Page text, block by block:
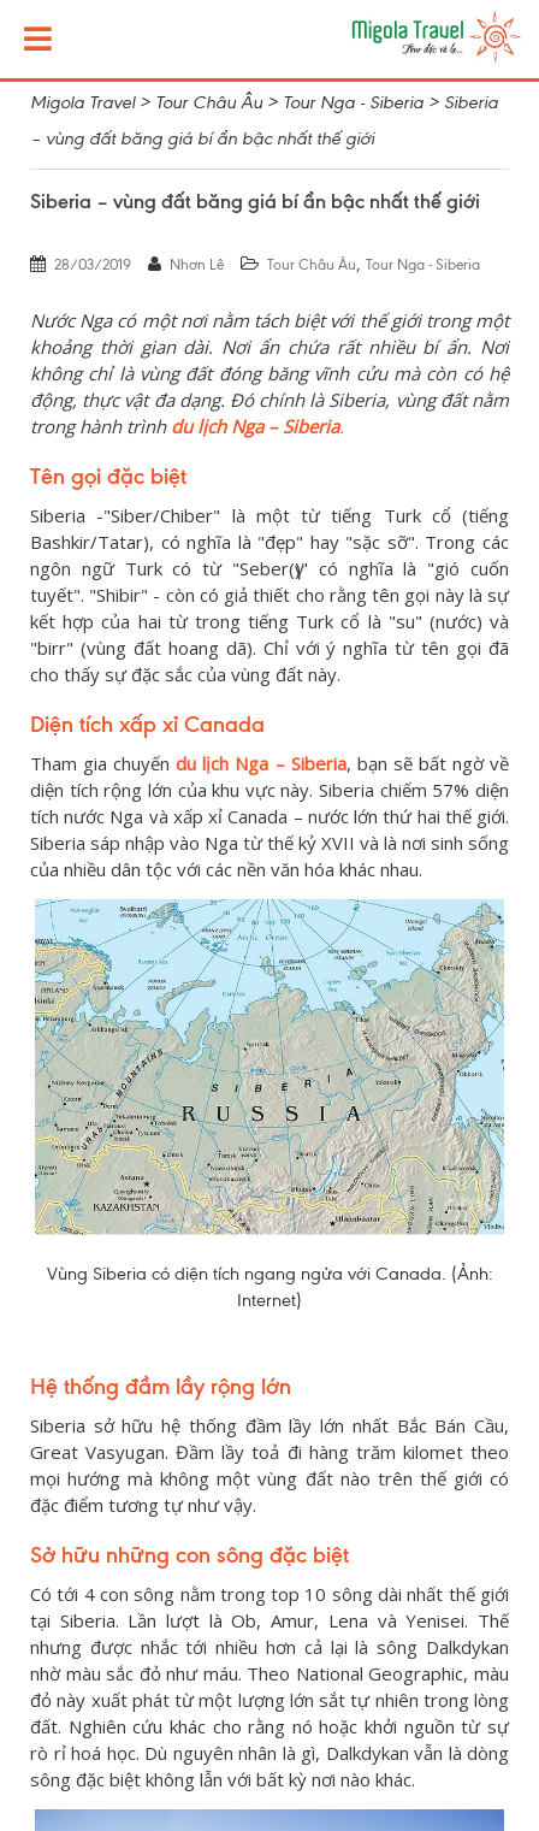
Migola Travel> Tour Châu Âu> Tour Nga - Siberia > Siberia
– vùng đất băng giá bí ẩn bậc nhất thế giới
Siberia – vùng đất băng giá bí ẩn bậc nhất thế giới
28/03/2019 Nhơn Lê Tour Châu Âu, Tour Nga - Siberia
Nước Nga có một nơi nằm tách biệt với thế giới trong một
khoảng thời gian dài. Nơi ẩn chứa rất nhiều bí ẩn. Nơi
không chỉ là vùng đất đóng băng vĩnh cửu mà còn có hệ
động, thực vật đa dạng. Đó chính làSiberia, vùng đất nằm
trong hành trình du lịch Nga – Siberia.
Tên gọi đặc biệt
Siberia -"Siber/Chiber" là một từ tiếng Turk cổ (tiếng
Bashkir/Tatar), có nghĩa là "đẹp" hay "sặc sỡ". Trong các
ngôn ngữ Turk có từ "Seber(ү)" có nghĩa là "gió cuốn
tuyết". "Shibir" - còn có giả thiết cho rằng tên gọi này là sự
kết hợp của hai từ trong tiếng Turk cổ là "su" (nước) và
"birr" (vùng đất hoang dã). Chỉ với ý nghĩa từ tên gọi đã
cho thấy sự đặc sắc của vùng đất này.
Diện tích xấp xỉ Canada
Tham gia chuyếndu lịch Nga – Siberia, bạn sẽ bất ngờ về
diện tích rộng lớn của khu vực này. Siberia chiếm 57% diện
tích nước Nga và xấp xỉ Canada – nước lớn thứ hai thế giới.
Siberia sáp nhập vào Nga từ thế kỷ XVII và là nơi sinh sống
của nhiều dân tộc với các nền văn hóa khác nhau.
Vùng Siberia có diện tích ngang ngửa với Canada. (Ảnh:
Internet)
Hệ thống đầm lầy rộng lớn
Siberia sở hữu hệ thống đầm lầy lớn nhất Bắc Bán Cầu,
Great Vasyugan. Đầm lầy toả đi hàng trăm kilomet theo
mọi hướng mà không một vùng đất nào trên thế giới có
đặc điểm tương tự như vậy.
Sở hữu những con sông đặc biệt
Có tới 4 con sông nằm trong top 10 sông dài nhất thế giới
tại Siberia. Lần lượt là Ob, Amur, Lena và Yenisei. Thế
nhưng được nhắc tới nhiều hơn cả lại là sông Dalkdykan
nhờ màu sắc đỏ như máu. Theo National Geographic, màu
đỏ này xuất phát từ một lượng lớn sắt tự nhiên trong lòng
đất. Nghiên cứu khác cho rằng nó hoặc khởi nguồn từ sự
rò rỉ hoá học. Dù nguyên nhân là gì, Dalkdykan vẫn là dòng
sông đặc biệt không lẫn với bất kỳ nơi nào khác.